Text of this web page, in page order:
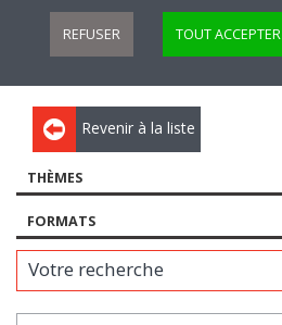
REFUSER TOUT ACCEPTER
Revenir à la liste
THÈMES
FORMATS
Votre recherche